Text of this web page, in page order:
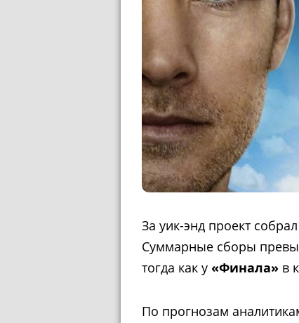
За уик-энд проект
Суммарные сборы
тогда как у «Финала» в
По прогнозам